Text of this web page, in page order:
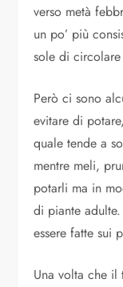
verso metà
un po’ più
sole di circolare
Però ci sono
evitare di
quale tende a
mentre meli,
potarli ma in
di piante
essere fatte sui
Una volta che il